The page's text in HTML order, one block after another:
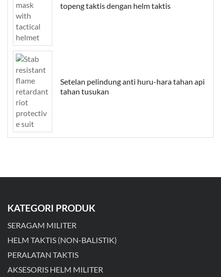
topeng taktis dengan helm taktis
Setelan pelindung anti huru-hara tahan api
tahan tusukan
KATEGORI PRODUK
SERAGAM MILITER
HELM TAKTIS (NON-BALISTIK)
PERALATAN TAKTIS
AKSESORIS HELM MILITER